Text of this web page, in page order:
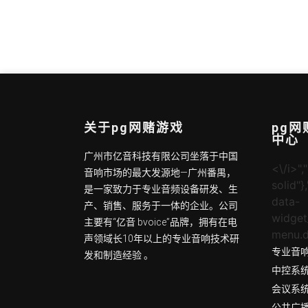
关于pg网赌游戏
广州市亿音科技有限公司坐落于中国
音响市场的最大发源地—广州番禺，
是一家致力于专业音频设备研发、生
产、销售、服务于一体的企业。公司
主要有“亿音 bvoice”品牌，拥有在电
声领域长10年以上的专业音响技术研
发和制造经验 。
pg网
中心
<\/
data-
专业音
中控系
会议系